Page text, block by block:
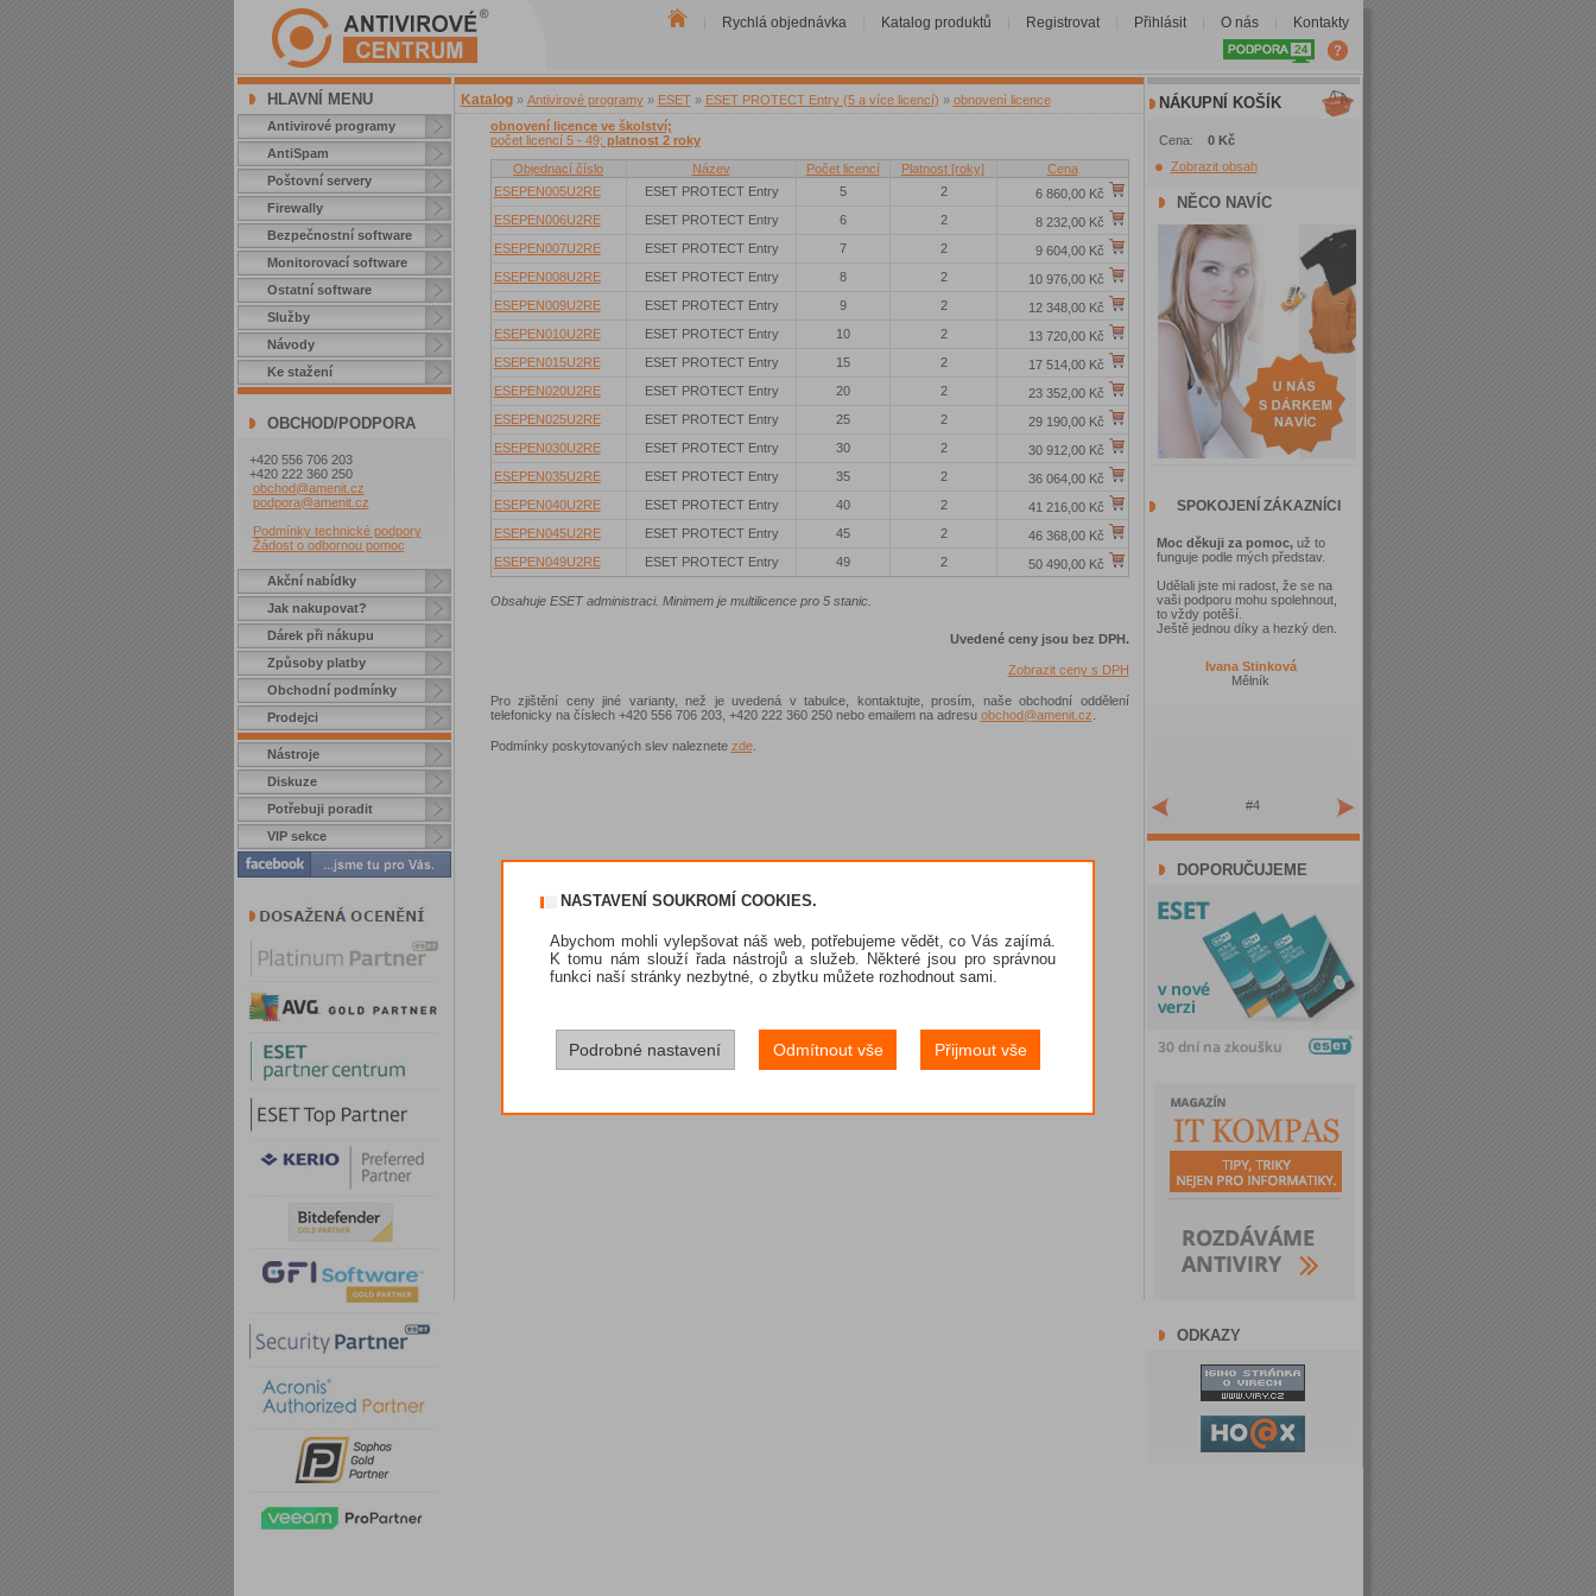
Rychlá objednávka Katalog produktů Registrovat Přihlásit O nás Kontakty
HLAVNÍ MENU
Antivirové programy
AntiSpam
Poštovní servery
Firewally
Bezpečnostní software
Monitorovací software
Ostatní software
Služby
Návody
Ke stažení
OBCHOD/PODPORA
+420 556 706 203
+420 222 360 250
obchod@amenit.cz
podpora@amenit.cz
Podmínky technické podpory
Žádost o odbornou pomoc
Akční nabídky
Jak nakupovat?
Dárek při nákupu
Způsoby platby
Obchodní podmínky
Prodejci
Nástroje
Diskuze
Potřebuji poradit
VIP sekce
Katalog » Antivirové programy » ESET » ESET PROTECT Entry (5 a více licencí) » obnovení licence
obnovení licence ve školství;
počet licencí 5 - 49; platnost 2 roky
Objednací číslo
Název Počet licencí Platnost [roky]
Cena
ESEPEN005U2RE
ESET PROTECT Entry 5 2
6 860,00 Kč
ESEPEN006U2RE
ESET PROTECT Entry 6 2
8 232,00 Kč
ESEPEN007U2RE
ESET PROTECT Entry 7 2
9 604,00 Kč
ESEPEN008U2RE
ESET PROTECT Entry 8 2
10 976,00 Kč
ESEPEN009U2RE
ESET PROTECT Entry 9 2
12 348,00 Kč
ESEPEN010U2RE
ESET PROTECT Entry 10 2
13 720,00 Kč
ESEPEN015U2RE
ESET PROTECT Entry 15 2
17 514,00 Kč
ESEPEN020U2RE
ESET PROTECT Entry 20 2
23 352,00 Kč
ESEPEN025U2RE
ESET PROTECT Entry 25 2
29 190,00 Kč
ESEPEN030U2RE
ESET PROTECT Entry 30 2
30 912,00 Kč
ESEPEN035U2RE
ESET PROTECT Entry 35 2
36 064,00 Kč
ESEPEN040U2RE
ESET PROTECT Entry 40 2
41 216,00 Kč
ESEPEN045U2RE
ESET PROTECT Entry 45 2
46 368,00 Kč
ESEPEN049U2RE
ESET PROTECT Entry 49 2 50 490,00 Kč
Obsahuje ESET administraci. Minimem je multilicence pro 5 stanic.
Uvedené ceny jsou bez DPH.
Zobrazit ceny s DPH
Pro zjištění ceny jiné varianty, než je uvedená v tabulce, kontaktujte, prosím, naše obchodní oddělení
telefonicky na číslech +420 556 706 203, +420 222 360 250 nebo emailem na adresu obchod@amenit.cz
Podmínky poskytovaných slev naleznete zde.
NÁKUPNÍ KOŠÍK
Cena: 0 Kč
Zobrazit obsah
NĚCO NAVÍC
SPOKOJENÍ ZÁKAZNÍCI
Moc děkuji za pomoc,už to
funguje podle mých představ.
Udělali jste mi radost, že se na
vaši podporu mohu spolehnout,
to vždy potěší.
Ještě jednou díky a hezký den.
Ivana Stinková
Mělník
#4
DOPORUČUJEME
ODKAZY
NASTAVENÍ SOUKROMÍ COOKIES.
Abychom mohli vylepšovat náš web, potřebujeme vědět, co Vás zajímá.
K tomu nám slouží řada nástrojů a služeb. Některé jsou pro správnou
funkci naší stránky nezbytné, o zbytku můžete rozhodnout sami.
Podrobné nastavení Odmítnout vše Přijmout vše